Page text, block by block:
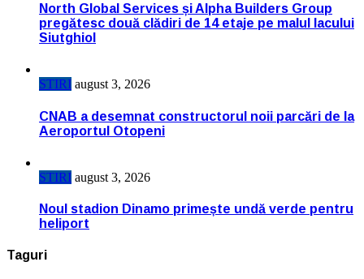
North Global Services și Alpha Builders Group
pregătesc două clădiri de 14 etaje pe malul lacului
Siutghiol
STIRI august 3, 2026
CNAB a desemnat constructorul noii parcări de la
Aeroportul Otopeni
STIRI august 3, 2026
Noul stadion Dinamo primește undă verde pentru
heliport
Taguri